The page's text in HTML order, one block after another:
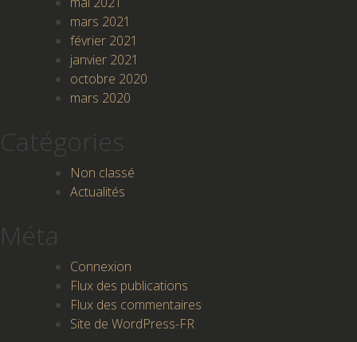
mars 2021
février 2021
janvier 2021
octobre 2020
mars 2020
Catégories
Non classé
Actualités
Méta
Connexion
Flux des publications
Flux des commentaires
Site de WordPress-FR